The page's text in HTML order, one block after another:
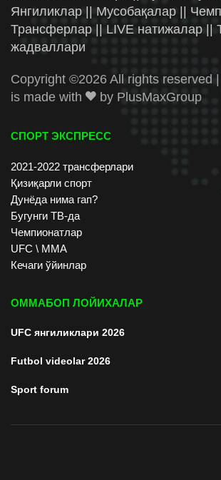
Янгиликлар || Мусобақалар ||
Трансферлар || LIVE натижалар ||
жадваллари
Copyright ©2026 All rights reserved
is made with
by PlusMaxGroup
СПОРТ ЭКСПРЕСС
2021-2022 трансферлари
Қизиқарли спорт
Дунёда нима гап?
Бугунги ТВ-да
Чемпионатлар
UFC \ ММА
Кечаги ўйинлар
ОММАБОП ЛОЙИХАЛАР
UFC янгиликлари 2026
Futbol videolar 2026
Sport forum